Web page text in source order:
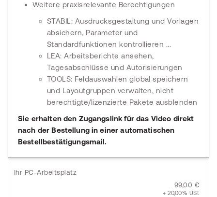
Weitere praxisrelevante Berechtigungen
STABIL: Ausdrucksgestaltung und Vorlagen
absichern, Parameter und
Standardfunktionen kontrollieren ...
LEA: Arbeitsberichte ansehen,
Tagesabschlüsse und Autorisierungen
TOOLS: Feldauswahlen global speichern
und Layoutgruppen verwalten, nicht
berechtigte/lizenzierte Pakete ausblenden
Sie erhalten den Zugangslink für das Video direkt
nach der Bestellung in einer automatischen
Bestellbestätigungsmail.
Ihr PC-Arbeitsplatz
99,00 €
+ 20,00% USt